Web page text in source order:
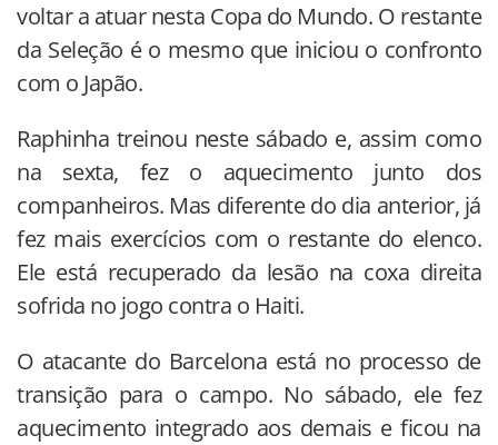
voltar a atuar nesta Copa do Mundo. O restante
da Seleção é o mesmo que iniciou o confronto
com o Japão.
Raphinha treinou neste sábado e, assim como
na sexta, fez o aquecimento junto dos
companheiros. Mas diferente do dia anterior, já
fez mais exercícios com o restante do elenco.
Ele está recuperado da lesão na coxa direita
sofrida no jogo contra o Haiti.
O atacante do Barcelona está no processo de
transição para o campo. No sábado, ele fez
aquecimento integrado aos demais e ficou na